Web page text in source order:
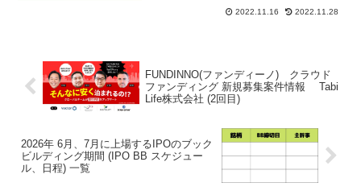
2022.11.16 2022.11.28
FUNDINNO(ファンディーノ) クラウド
ファンディング 新規募集案件情報 Tabi
Life株式会社 (2回目)
2026年 6月、7月に上場するIPOのブック
ビルディング期間 (IPO BB スケジュー
ル、日程) 一覧